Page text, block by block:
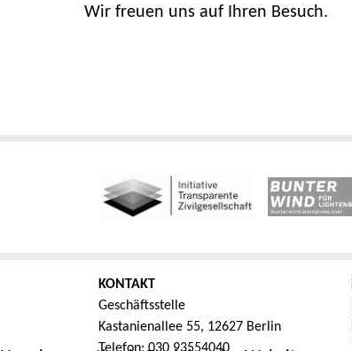
Wir freuen uns auf Ihren Besuch.
KONTAKT
Geschäftsstelle
Kastanienallee 55, 12627 Berlin